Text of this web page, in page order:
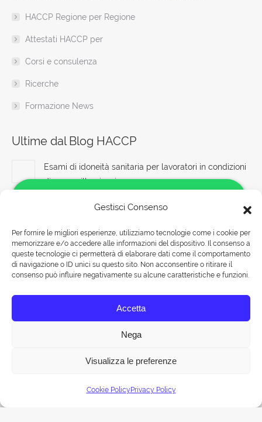
Gestisci Consenso
Per fornire le migliori esperienze, utilizziamo tecnologie come i cookie per
memorizzare e/o accedere alle informazioni del dispositivo. Il consenso a
queste tecnologie ci permetterà di elaborare dati come il comportamento
di navigazione o ID unici su questo sito. Non acconsentire o ritirare il
consenso può influire negativamente su alcune caratteristiche e funzioni.
Accetta
Nega
Visualizza le preferenze
Cookie Policy Privacy Policy
HACCP Regione per Regione
Attestati HACCP per
Corsi e consulenza
Ricerche
Formazione News
Ultime dal Blog HACCP
Esami di idoneità sanitaria per lavoratori in condizioni
di scarsa illuminazione
di RSPP
6 Agosto 2026
Corso di formazione sulla sicurezza nel settore delle
© Tuttohaccp.com - 2019. Tutti i diritti riservati - P.IVA 10515651007 -
Salve!
Come possiamo aiutarti?
Rispondiamo nei seguenti orari:
Lunedì-Venerdì 09:00-18:00
Sabato 09:00-13:00